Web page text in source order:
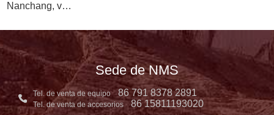
Nanchang, v…
Sede de NMS
Tel. de venta de equipo 86 791 8378 2891
Tel. de venta de accesorios 86 15811193020